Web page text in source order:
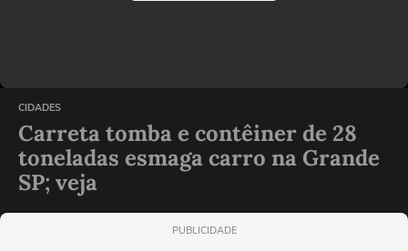
CIDADES
Carreta tomba e contêiner de 28
toneladas esmaga carro na Grande
SP; veja
PUBLICIDADE